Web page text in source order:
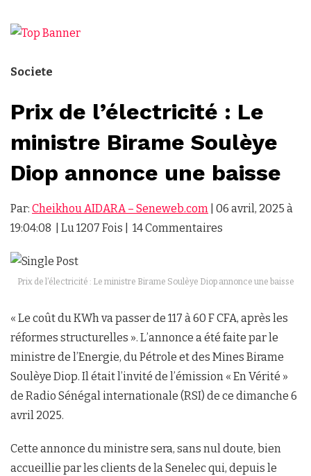
Societe
Prix de l’électricité : Le
ministre Birame Soulèye
Diop annonce une baisse
Par: Cheikhou AIDARA – Seneweb.com | 06 avril, 2025 à
19:04:08 | Lu 1207 Fois | 14 Commentaires
Prix de l’électricité : Le ministre Birame Soulèye Diop annonce une baisse
« Le coût du KWh va passer de 117 à 60 F CFA, après les
réformes structurelles ». L’annonce a été faite par le
ministre de l’Energie, du Pétrole et des Mines Birame
Soulèye Diop. Il était l’invité de l’émission « En Vérité »
de Radio Sénégal internationale (RSI) de ce dimanche 6
avril 2025.
Cette annonce du ministre sera, sans nul doute, bien
accueillie par les clients de la Senelec qui, depuis le